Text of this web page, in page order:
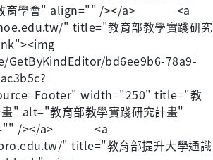
教育學會" align="" /></a> <a
" title="教育部教學實踐研究
GetByKindEditor/bd6ee9b6-78a9-
width="250" title="教
" alt="教育部教學實踐研究計畫"
/></a> <a
" title="教育部提升大學通識